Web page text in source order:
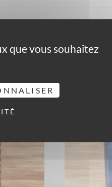
scolaires, la mémoire.
que vous souhaitez